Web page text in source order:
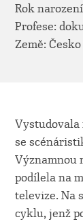
Rok
Profese:
Země: Česko
Vystudovala
se
Významnou
podílela na
televize. Na
cyklu, jenž